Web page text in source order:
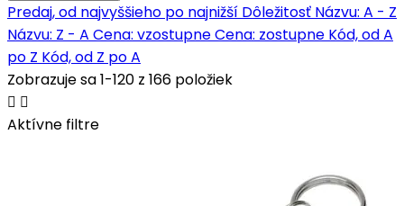
Predaj, od najvyššieho po najnižší Dôležitosť Názvu: A - Z
Názvu: Z - A Cena: vzostupneCena: zostupne Kód, od A
po Z Kód, od Z po A
Zobrazuje sa 1-120 z 166 položiek
 
Aktívne filtre